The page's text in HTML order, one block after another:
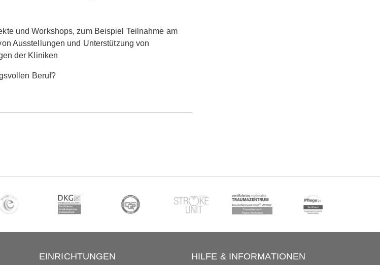
und Workshops, zum Beispiel Teilnahme am
Ausstellungen und Unterstützung von
der Kliniken
Beruf?
EINRICHTUNGEN HILFE & INFORMATIONEN